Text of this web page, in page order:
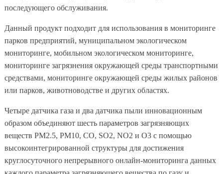
последующего обслуживания.
Данный продукт подходит для использования в мониторинге
парков предприятий, муниципальном экологическом
мониторинге, мобильном экологическом мониторинге,
мониторинге загрязнения окружающей среды транспортными
средствами, мониторинге окружающей среды жилых районов
или парков, животноводстве и других областях.
Четыре датчика газа и два датчика пыли инновационным
образом объединяют шесть параметров загрязняющих
веществ PM2.5, PM10, CO, SO2, NO2 и O3 с помощью
высокоинтегрированной структуры для достижения
круглосуточного непрерывного онлайн-мониторинга данных